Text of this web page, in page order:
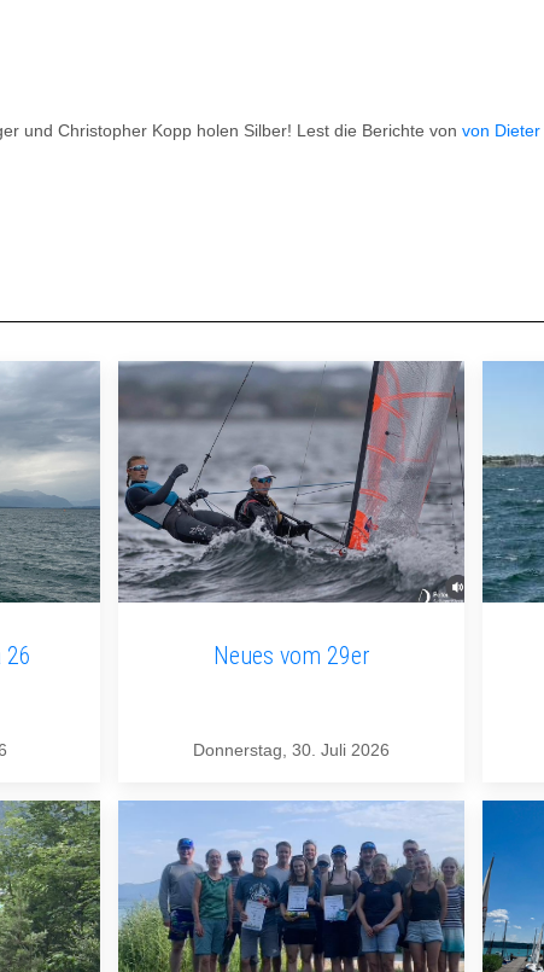
und Christopher Kopp holen Silber! Lest die Berichte von von Dieter
26 Neues vom 29er
Donnerstag, 30. Juli 2026